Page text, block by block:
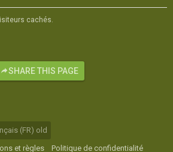
cachés.
SHARE THIS PAGE
(FR) old
et règles Politique de confidentialité